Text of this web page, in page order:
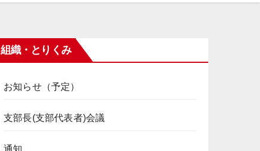
組織・とりくみ
お知らせ（予定）
支部長(支部代表者)会議
通知